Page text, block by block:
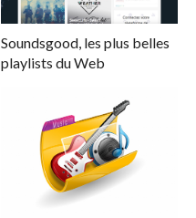
Soundsgood, les plus belles
playlists du Web